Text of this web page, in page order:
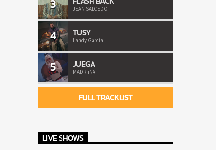
3 JEAN SALCEDO
4 TUSY
Landy Garcia
5 JUEGA
MADRiiNA
FULL TRACKLIST
LIVE SHOWS